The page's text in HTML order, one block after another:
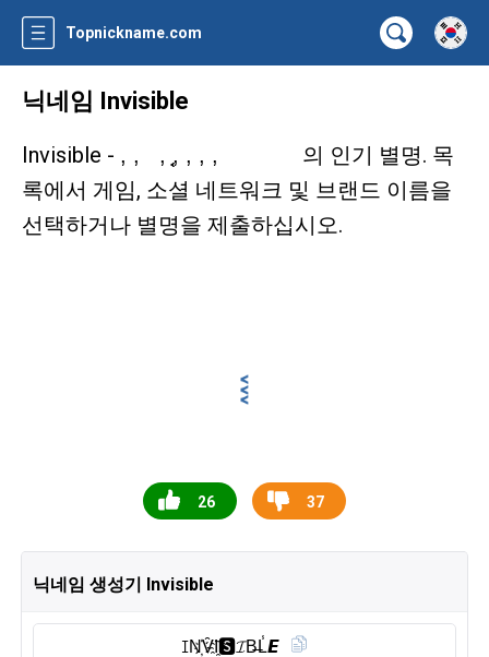
Topnickname.com
닉네임 Invisible
Invisible - ㅤㅤㅤㅤㅤㅤㅤㅤㅤㅤㅤㅤㅤㅤㅤㅤㅤㅤㅤㅤㅤㅤㅤ, ㅤ, ㅤㅤ ㅤㅤ ㅤㅤ, ͔͔͔, ឵឵, ㅤㅤㅤㅤㅤㅤㅤㅤㅤ, ㅤㅤㅤㅤㅤㅤㅤㅤㅤㅤㅤㅤㅤㅤㅤ, ‍ ‍ ‍‍‍ ‍ ‍ ‍ ‍ ‍‍‍ ‍ ‍ ‍‍ ‍
의 인기 별명. 목
록에서 게임, 소셜 네트워크 및 브랜드 이름을
선택하거나 별명을 제출하십시오.
26 37
닉네임 생성기 Invisible
ꀤN҉V̑̈I҈🆂︎𝓘B̶L̾𝙀